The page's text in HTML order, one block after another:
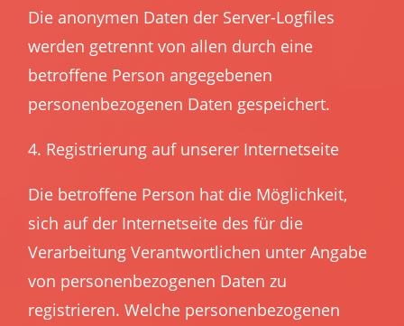
Die anonymen Daten der Server-Logfiles
werden getrennt von allen durch eine
betroffene Person angegebenen
personenbezogenen Daten gespeichert.
4. Registrierung auf unserer Internetseite
Die betroffene Person hat die Möglichkeit,
sich auf der Internetseite des für die
Verarbeitung Verantwortlichen unter Angabe
von personenbezogenen Daten zu
registrieren. Welche personenbezogenen